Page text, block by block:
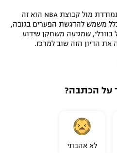
עסק
הרעיון של קבוצת WNBA שמתמודדת מול קבוצת NBA הוא זה
משמש להדגשת הפערים בגובה,
שמגיעה משחקן שידוע
הדיון הזה שוב למרכז.
על הכתבה?
לא אהבתי